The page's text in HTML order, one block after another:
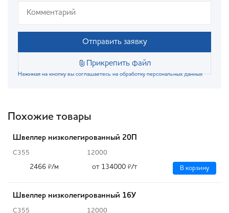
Отправить заявку
Прикрепить файл
Нажимая на кнопку вы соглашаетесь на обработку персональных данных
Похожие товары
Швеллер низколегированный 20П
С355 12000
2466 ₽/м от 134000 ₽/т В корзину
Швеллер низколегированный 16У
С355 12000